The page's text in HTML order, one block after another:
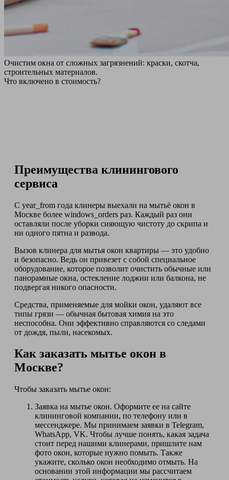
Очистим окна от сложных загрязнений: краски, скотча,
строительных материалов.
Что включено в стоимость?
Преимущества клинингового
сервиса
С year_from года клинеры выехали на мытьё окон в
Москве более windows_orders раз. Каждый раз они
оставляли после уборки сияющую чистоту до скрипа и
ни одного пятна и развода.
Вызов клинера для мытья окон квартиры — это удобно
и безопасно. Ведь он привезет с собой специальное
оборудование, которое позволит очистить обычные или
панорамные окна, остекление лоджии или балкона, не
подвергая никого опасности.
Средства, применяемые для мойки окон, удаляют все
типы грязи — обычная бытовая химия на это
неспособна. Они эффективно справляются со следами
от дождя, пыли, насекомых.
Как заказать мытье окон в
Москве?
Чтобы заказать мытье окон:
Заявка на мытье окон. Оформите ее на сайте
клининговой компании, по телефону или в
мессенджере. Мы принимаем заявки в Telegram,
WhatsApp, VK. Чтобы лучше понять, какая задача
стоит перед нашими клинерами, пришлите нам
фото окон, которые нужно помыть. Также
укажите, сколько окон необходимо отмыть. На
основании этой информации мы рассчитаем